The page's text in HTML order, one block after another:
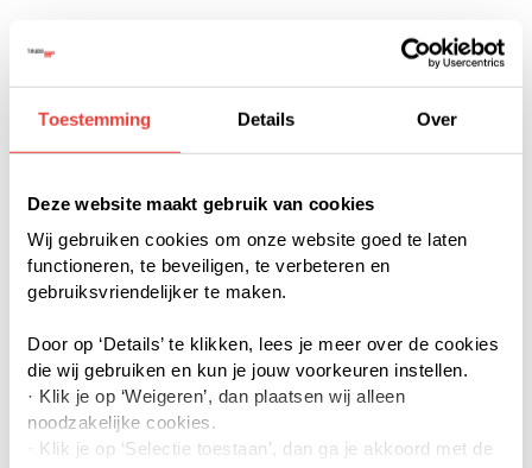
Toestemming Details Over
Deze website maakt gebruik van cookies
Wij gebruiken cookies om onze website goed te laten
functioneren, te beveiligen, te verbeteren en
gebruiksvriendelijker te maken.
Door op ‘Details’ te klikken, lees je meer over de cookies
die wij gebruiken en kun je jouw voorkeuren instellen.
· Klik je op ‘Weigeren’, dan plaatsen wij alleen
noodzakelijke cookies.
· Klik je op ‘Selectie toestaan’, dan ga je akkoord met de
De Raad van Commissarissen bestaat uit ten
minste vijf en ten hoogste negen personen.
Elke commissaris is benoemd voor een
mogelijk is.
corporatiesector, neemt een afvaardiging van
het Trudo Klantenplatform zitting in de
wervings- en selectiecommissie van alle